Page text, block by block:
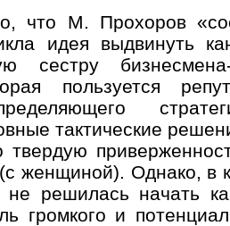
что М. Прохоров
идея выдвинуть
сестру
пользуется
тактические
твердую
(с женщиной). Однако, в
решилась начать
громкого и